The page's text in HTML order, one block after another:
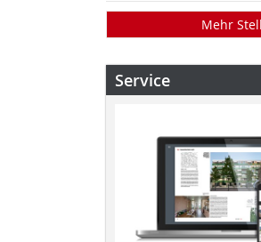
Mehr
Service